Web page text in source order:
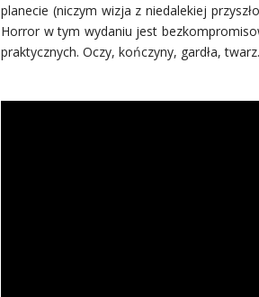
planecie (niczym wizja z niedalekiej
Horror w tym wydaniu jest
praktycznych. Oczy, kończyny, gardła,